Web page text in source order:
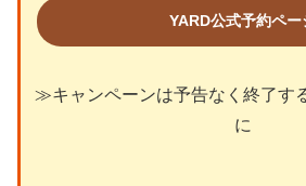
YARD公式予約ペー
≫キャンペーンは予告なく終了す
に